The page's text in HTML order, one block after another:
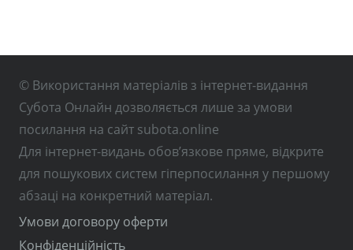
© Використання матеріалів з інтернет-видання
Субота Онлайн дозволяється лише за умови
посилання на сайт subota.online
Для інтернет-видань обов’язкове пряме, відкрите
для пошукових систем гіперпосилання у першому
абзаці на конкретний матеріал.
Умови договору оферти
Конфіденційність